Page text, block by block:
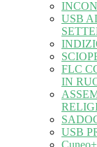
USB
FLC
IN
USB